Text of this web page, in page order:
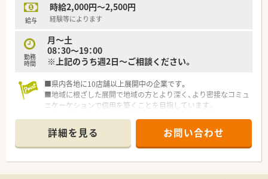
給与
時給2,000円～2,500円
経験等によります
勤務
時間
月～土
08：30～19：00
※上記のうち週2日～ご相談ください。
■県内各地に10店舗以上展開中の企業です。
■地域に根ざした展開で地域の方とより深く、より密接なコミュ
ニケーケションで信用を築くことを目指しています。
■海も近くアウトドア派な薬剤師さんにもオススメできる求人
です!
詳細を見る お問い合わせ